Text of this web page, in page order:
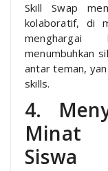
Skill Swap
kolaboratif, di
menghargai
menumbuhkan
antar teman,
skills.
4.
Minat
Siswa